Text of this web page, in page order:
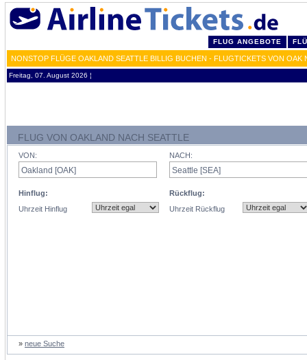
FLUG ANGEBOTE
NONSTOP FLÜGE OAKLAND SEATTLE BILLIG BUCHEN - FLUGTICKETS VON OAK
Freitag, 07. August 2026 ¦
FLUG VON OAKLAND NACH SEATTLE
VON:
Hinflug:
Uhrzeit Hinflug
NACH:
Rückflug:
Uhrzeit Rückflug
» neue Suche